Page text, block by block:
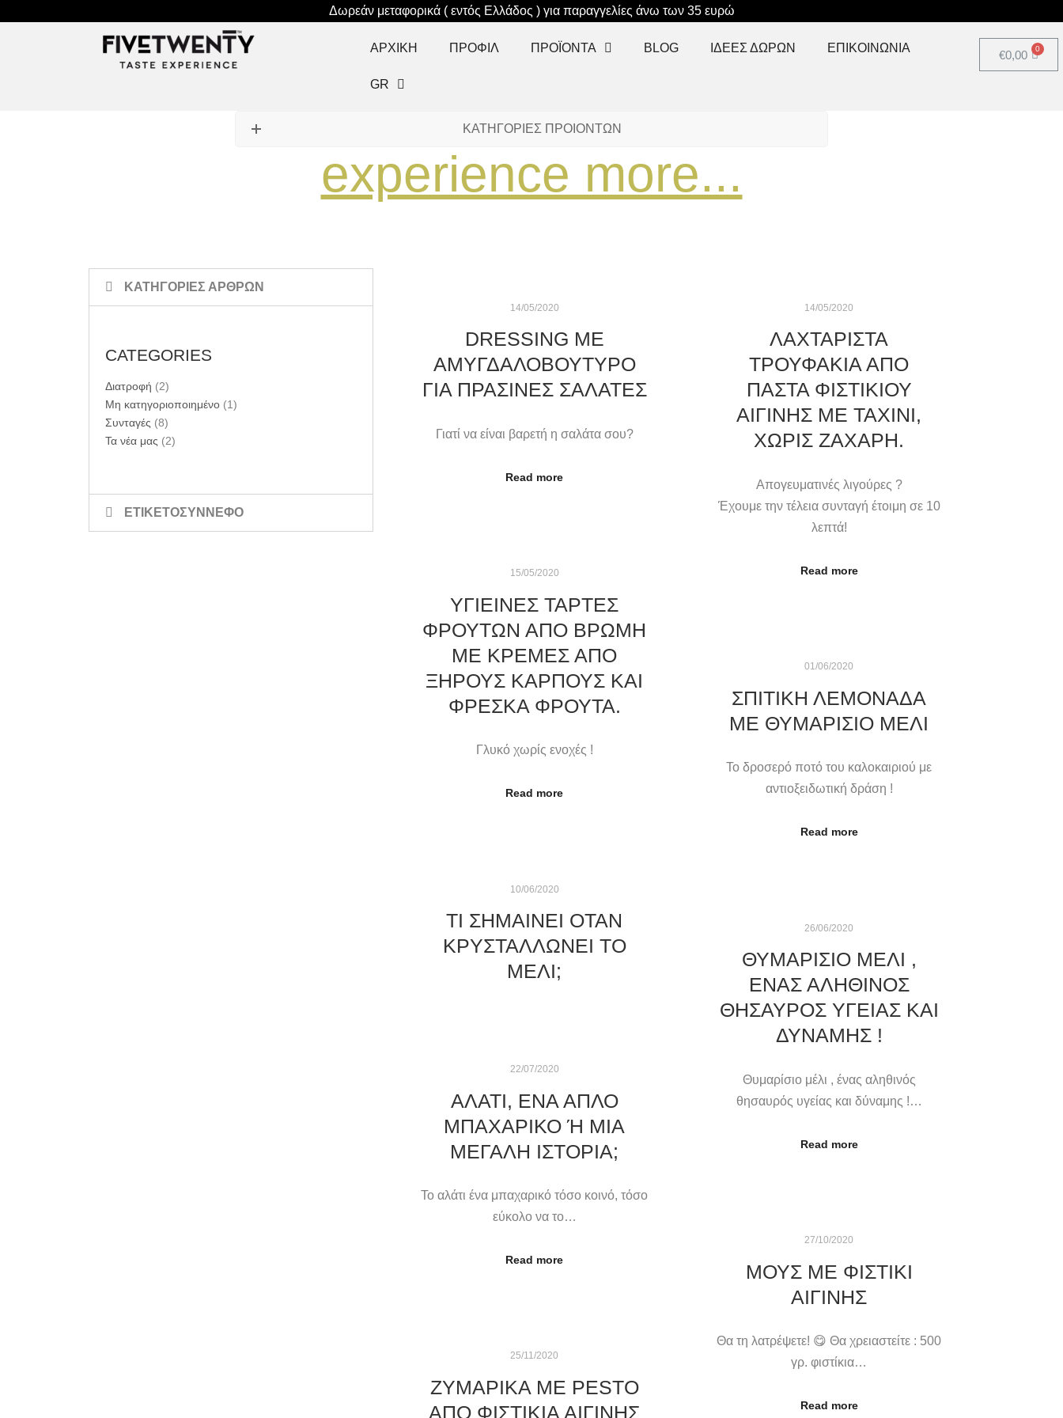
Δωρεάν μεταφορικά ( εντός Ελλάδος ) για παραγγελίες άνω των 35 ευρώ
ΑΡΧΙΚΉ ΠΡΟΦΊΛ ΠΡΟΪΟΝΤΑ BLOG ΙΔΕΕΣ ΔΩΡΩΝ ΕΠΙΚΟΙΝΩΝΊΑ
GR
€0,00
ΚΑΤΗΓΟΡΙΕΣ ΠΡΟΙΟΝΤΩΝ
experience more...
ΚΑΤΗΓΟΡΙΕΣ ΑΡΘΡΩΝ
CATEGORIES
Διατροφή (2)
Μη κατηγοριοποιημένο (1)
Συνταγές (8)
Τα νέα μας (2)
ΕΤΙΚΕΤΟΣΥΝΝΕΦΟ
14/05/2020
DRESSING ΜΕ
ΑΜΥΓΔΑΛΟΒΟΥΤΥΡΟ
ΓΙΑ ΠΡΆΣΙΝΕΣ ΣΑΛΆΤΕΣ
Γιατί να είναι βαρετή η σαλάτα σου?
Read more
14/05/2020
ΛΑΧΤΑΡΙΣΤΑ
ΤΡΟΥΦΑΚΙΑ ΑΠΟ
ΠΑΣΤΑ ΦΙΣΤΙΚΙΟΥ
ΑΙΓΙΝΗΣ ΜΕ ΤΑΧΙΝΙ,
ΧΩΡΙΣ ΖΑΧΑΡΗ.
Απογευματινές λιγούρες ?
Έχουμε την τέλεια συνταγή έτοιμη σε 10
λεπτά!
Read more
15/05/2020
ΥΓΙΕΙΝΈΣ ΤΆΡΤΕΣ
ΦΡΟΎΤΩΝ ΑΠΌ ΒΡΏΜΗ
ΜΕ ΚΡΈΜΕΣ ΑΠΌ
ΞΗΡΟΎΣ ΚΑΡΠΟΎΣ ΚΑΙ
ΦΡΈΣΚΑ ΦΡΟΎΤΑ.
Γλυκό χωρίς ενοχές !
Read more
01/06/2020
ΣΠΙΤΙΚΉ ΛΕΜΟΝΆΔΑ
ΜΕ ΘΥΜΑΡΊΣΙΟ ΜΈΛΙ
Το δροσερό ποτό του καλοκαιριού με
αντιοξειδωτική δράση !
Read more
10/06/2020
ΤΙ ΣΗΜΑΊΝΕΙ ΌΤΑΝ
ΚΡΥΣΤΑΛΛΏΝΕΙ ΤΟ
ΜΈΛΙ;
26/06/2020
ΘΥΜΑΡΊΣΙΟ ΜΈΛΙ ,
ΈΝΑΣ ΑΛΗΘΙΝΌΣ
ΘΗΣΑΥΡΌΣ ΥΓΕΊΑΣ ΚΑΙ
ΔΎΝΑΜΗΣ !
Θυμαρίσιο μέλι , ένας αληθινός
θησαυρός υγείας και δύναμης !…
Read more
22/07/2020
ΑΛΑΤΙ, ΕΝΑ ΑΠΛΟ
ΜΠΑΧΑΡΙΚΟ Ή ΜΙΑ Μ
ΕΓΑΛΗ ΙΣΤΟΡΙΑ;
Το αλάτι ένα μπαχαρικό τόσο κοινό, τόσο
εύκολο να το…
Read more
27/10/2020
ΜΟΥΣ ΜΕ ΦΙΣΤΊΚΙ
ΑΙΓΊΝΗΣ
Θα τη λατρέψετε! 😋 Θα χρειαστείτε : 500
γρ. φιστίκια…
Read more
25/11/2020
ΖΥΜΑΡΙΚΆ ΜΕ PESTO
ΑΠΌ ΦΙΣΤΊΚΙΑ ΑΙΓΊΝΗΣ